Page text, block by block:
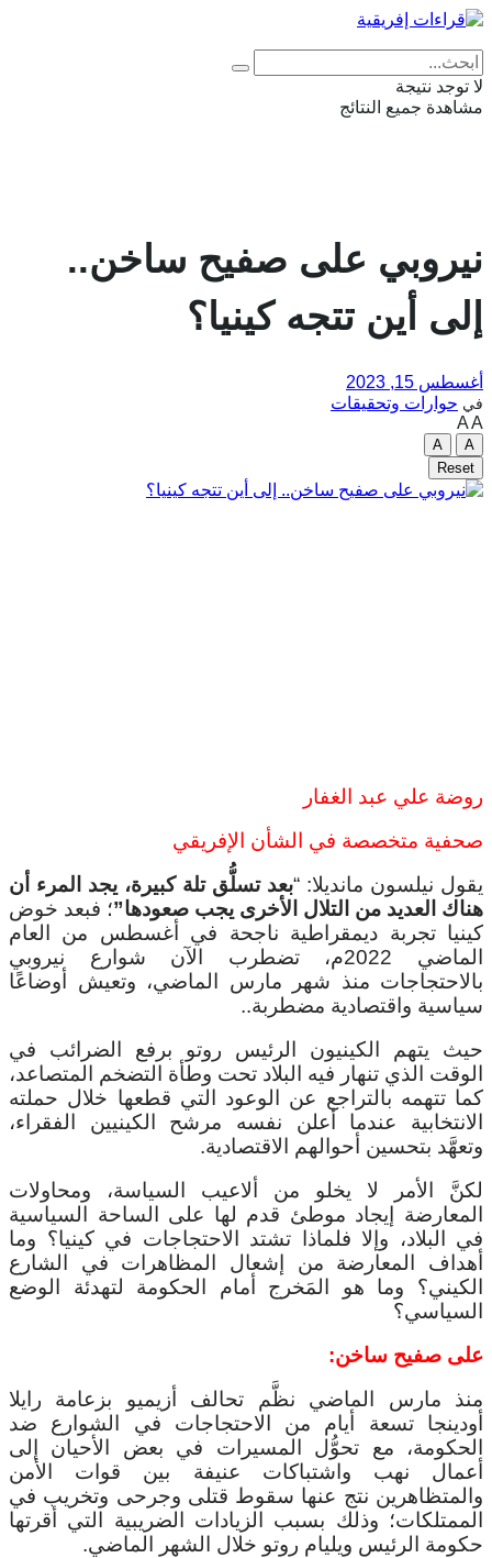
لا توجد نتيجة
مشاهدة جميع النتائج
نيروبي على صفيح ساخن..
إلى أين تتجه كينيا؟
أغسطس 15, 2023
في حوارات وتحقيقات
AA
A
A
Reset
روضة علي عبد الغفار
صحفية متخصصة في الشأن الإفريقي
يقول نيلسون مانديلا: “ بعد تسلُّق تلة كبيرة، يجد المرء أن
هناك العديد من التلال الأخرى يجب صعودها”؛ فبعد خوض
كينيا تجربة ديمقراطية ناجحة في أغسطس من العام
الماضي 2022م، تضطرب الآن شوارع نيروبي
بالاحتجاجات منذ شهر مارس الماضي، وتعيش أوضاعًا
سياسية واقتصادية مضطربة..
حيث يتهم الكينيون الرئيس روتو برفع الضرائب في
الوقت الذي تنهار فيه البلاد تحت وطأة التضخم المتصاعد،
كما تتهمه بالتراجع عن الوعود التي قطعها خلال حملته
الانتخابية عندما أعلن نفسه مرشح الكينيين الفقراء،
وتعهَّد بتحسين أحوالهم الاقتصادية.
لكنَّ الأمر لا يخلو من ألاعيب السياسة، ومحاولات
المعارضة إيجاد موطئ قدم لها على الساحة السياسية
في البلاد، وإلا فلماذا تشتد الاحتجاجات في كينيا؟ وما
أهداف المعارضة من إشعال المظاهرات في الشارع
الكيني؟ وما هو المَخرج أمام الحكومة لتهدئة الوضع
السياسي؟
على صفيح ساخن:
منذ مارس الماضي نظَّم تحالف أزيميو بزعامة رايلا
أودينجا تسعة أيام من الاحتجاجات في الشوارع ضد
الحكومة، مع تحوُّل المسيرات في بعض الأحيان إلى
أعمال نهب واشتباكات عنيفة بين قوات الأمن
والمتظاهرين نتج عنها سقوط قتلى وجرحى وتخريب في
الممتلكات؛ وذلك بسبب الزيادات الضريبية التي أقرتها
حكومة الرئيس ويليام روتو خلال الشهر الماضي.